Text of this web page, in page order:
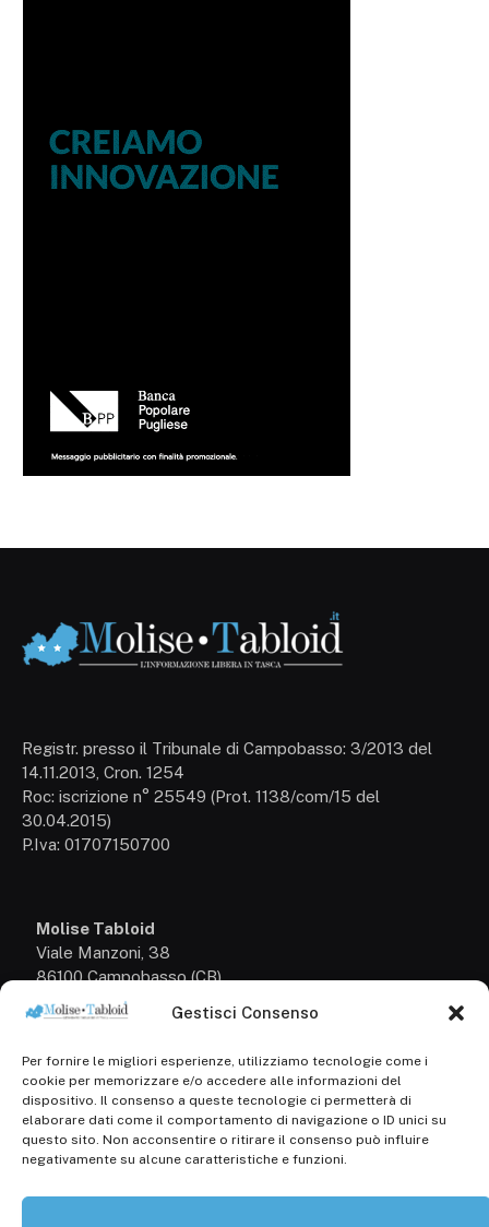
Gestisci Consenso
Per fornire le migliori esperienze, utilizziamo tecnologie come i
cookie per memorizzare e/o accedere alle informazioni del
dispositivo. Il consenso a queste tecnologie ci permetterà di
elaborare dati come il comportamento di navigazione o ID unici su
questo sito. Non acconsentire o ritirare il consenso può influire
negativamente su alcune caratteristiche e funzioni.
Registr. presso il Tribunale di Campobasso: 3/2013 del
14.11.2013, Cron. 1254
Roc: iscrizione n° 25549 (Prot. 1138/com/15 del
30.04.2015)
P.Iva: 01707150700
Molise Tabloid
Viale Manzoni, 38
86100 Campobasso (CB)
+39 3333169466
Scrivici a:
info@molisetabloid.it
commerciale@molisetabloid.it
Disclaimer